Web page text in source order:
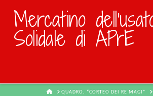
Mercatino
Solidale di APrE
HOMEQUADRO, “CORTEO DEI RE MAGI”